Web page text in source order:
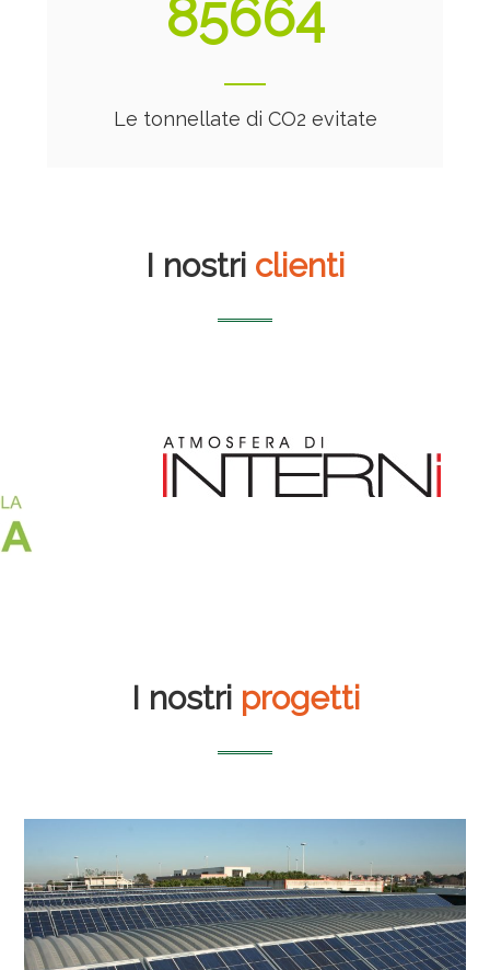
91534
Le tonnellate di CO2 evitate
I nostri clienti
I nostri progetti